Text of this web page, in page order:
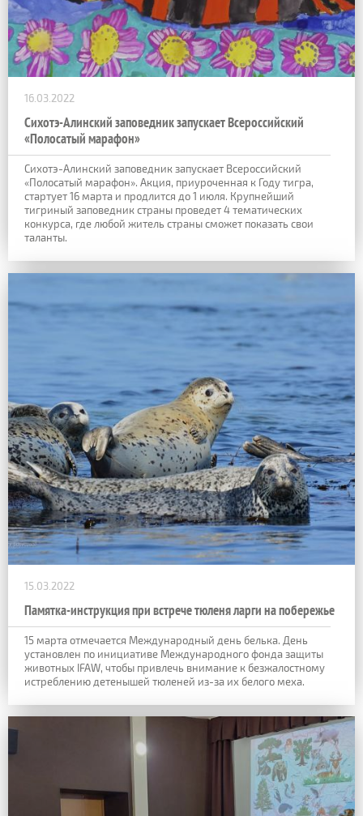
16.03.2022
Сихотэ-Алинский заповедник запускает Всероссийский
«Полосатый марафон»
Сихотэ-Алинский заповедник запускает Всероссийский
«Полосатый марафон». Акция, приуроченная к Году тигра,
стартует 16 марта и продлится до 1 июля. Крупнейший
тигриный заповедник страны проведет 4 тематических
конкурса, где любой житель страны сможет показать свои
таланты.
15.03.2022
Памятка-инструкция при встрече тюленя ларги на побережье
15 марта отмечается Международный день белька. День
установлен по инициативе Международного фонда защиты
животных IFAW, чтобы привлечь внимание к безжалостному
истреблению детенышей тюленей из-за их белого меха.